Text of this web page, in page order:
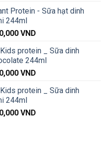
từ
Protein - Sữa hạt dinh
244ml
VND
từ
91,000 VND
protein _ Sữa dinh
244ml
VND
từ
protein _ Sữa dinh
244ml
VND